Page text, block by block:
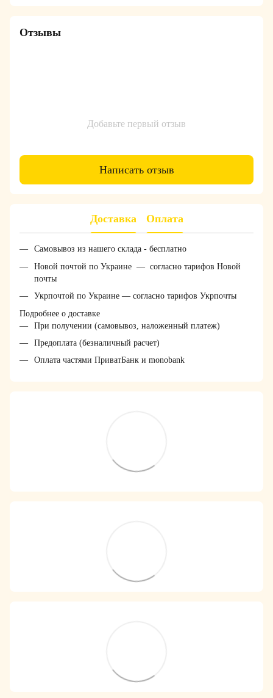
Отзывы
Добавьте первый отзыв
Написать отзыв
Доставка Оплата
Самовывоз из нашего склада - бесплатно
Новой почтой по Украине — согласно тарифов Новой
почты
Укрпочтой по Украине — согласно тарифов Укрпочты
Подробнее о доставке
При получении (самовывоз, наложенный платеж)
Предоплата (безналичный расчет)
Оплата частями ПриватБанк и monobank